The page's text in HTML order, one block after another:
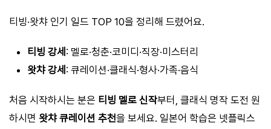
티빙·왓챠 인기 일드 TOP 10을 정리해 드렸어요.
티빙 강세 : 멜로·청춘·코미디·직장·미스터리
왓챠 강세 : 큐레이션·클래식·형사·가족·음식
처음 시작하시는 분은 티빙 멜로 신작부터, 클래식 명작 도전 원
하시면 왓챠 큐레이션 추천을 보세요. 일본어 학습은 넷플릭스